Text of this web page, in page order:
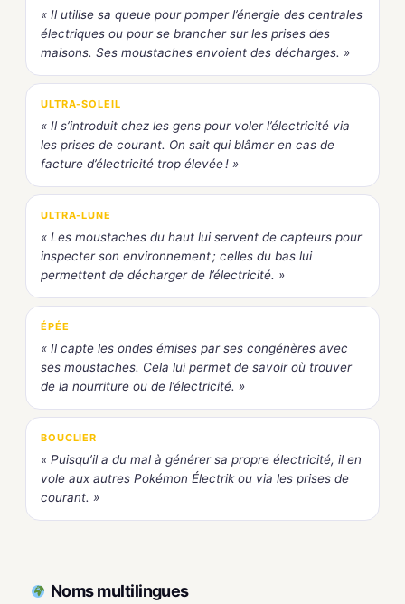
« Il utilise sa queue pour pomper l’énergie des centrales
électriques ou pour se brancher sur les prises des
maisons. Ses moustaches envoient des décharges. »
ULTRA-SOLEIL
« Il s’introduit chez les gens pour voler l’électricité via
les prises de courant. On sait qui blâmer en cas de
facture d’électricité trop élevée ! »
ULTRA-LUNE
« Les moustaches du haut lui servent de capteurs pour
inspecter son environnement ; celles du bas lui
permettent de décharger de l’électricité. »
ÉPÉE
« Il capte les ondes émises par ses congénères avec
ses moustaches. Cela lui permet de savoir où trouver
de la nourriture ou de l’électricité. »
BOUCLIER
« Puisqu’il a du mal à générer sa propre électricité, il en
vole aux autres Pokémon Électrik ou via les prises de
courant. »
Noms multilingues